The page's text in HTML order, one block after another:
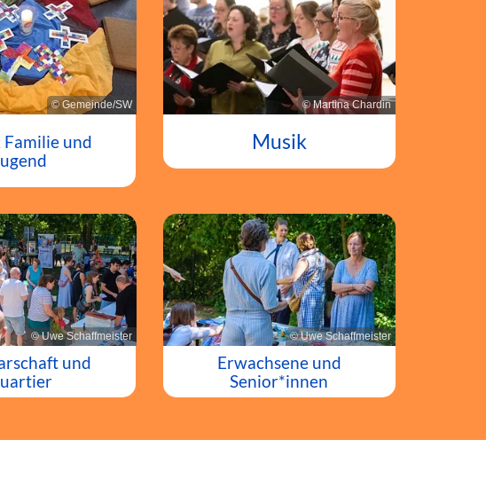
© Gemeinde/SW
Familie und
© Martina Chardin
Musik
© Uwe Schaffmeister
und
© Uwe Schaffmeister
Erwachsene und
Senior*innen